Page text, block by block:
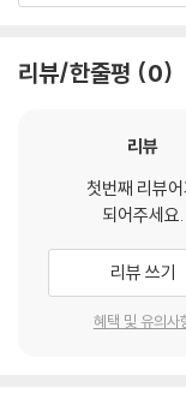
치즘에 얼마나 중요했는
--- p.67-68 「2. ‘그들’
강력한 인물이 등장해
젖은 괴벨스에게 히틀
후 매력적으로 느껴질
난 빈틈을 채웠다. 나치
음모론 퍼뜨리기, 집단
를 통해 나치가 어떻게
를 입체적으로 보여준
의 취약성이 맞물린 결
질인 증오, 희생양 찾기
전히 남아 있다고 역설
로 되풀이되지 않고, 우
리뷰/한줄평 0
리뷰
첫번째 리뷰
되어주세요.
리뷰 쓰기
혜택 및 유의사